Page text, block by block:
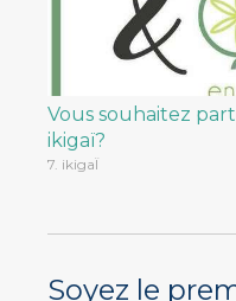
Vous souhaitez
ikigaï?
7. ikigaÏ
Soyez le